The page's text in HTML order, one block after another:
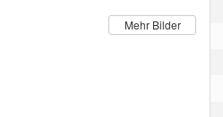
Mehr Bilder